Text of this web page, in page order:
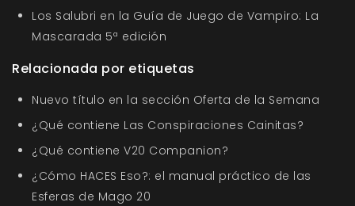
Los Salubri en la Guía de Juego de Vampiro: La
Mascarada 5ª edición
Relacionada por etiquetas
Nuevo título en la sección Oferta de la Semana
¿Qué contiene Las Conspiraciones Cainitas?
¿Qué contiene V20 Companion?
¿Cómo HACES Eso?: el manual práctico de las
Esferas de Mago 20